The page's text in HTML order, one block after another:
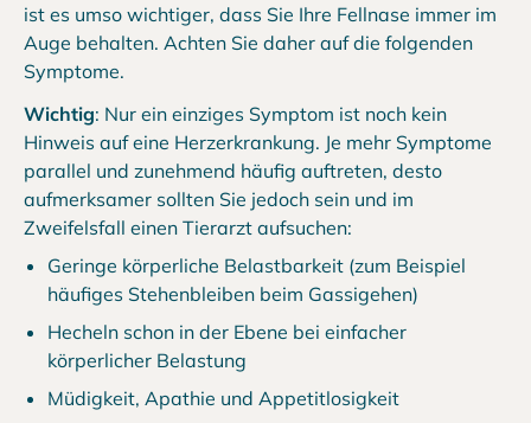
ist es umso wichtiger, dass Sie Ihre Fellnase immer im
Auge behalten. Achten Sie daher auf die folgenden
Symptome.
Wichtig: Nur ein einziges Symptom ist noch kein
Hinweis auf eine Herzerkrankung. Je mehr Symptome
parallel und zunehmend häufig auftreten, desto
aufmerksamer sollten Sie jedoch sein und im
Zweifelsfall einen Tierarzt aufsuchen:
Geringe körperliche Belastbarkeit (zum Beispiel
häufiges Stehenbleiben beim Gassigehen)
Hecheln schon in der Ebene bei einfacher
körperlicher Belastung
Müdigkeit, Apathie und Appetitlosigkeit